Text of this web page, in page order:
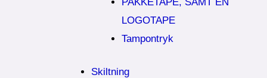
LOGOTAPE
Tampontryk
Skiltning